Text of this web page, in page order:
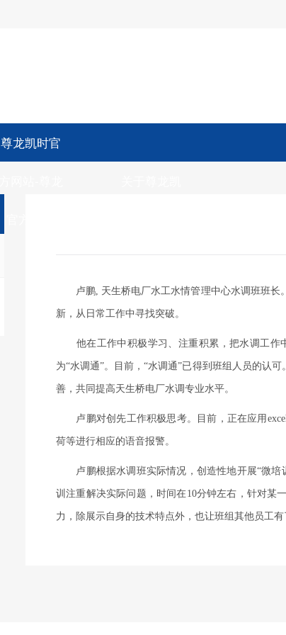
尊龙凯时官
卢鹏, 天生桥电厂水工水情管理中心水调班班长
新，从日常工作中寻找突破。
他在工作中积极学习、注重积累，把水调工
为“水调通”。目前，“水调通”已得到班组人员的认
善，共同提高天生桥电厂水调专业水平。
卢鹏对创先工作积极思考。目前，正在应用
荷等进行相应的语音报警。
卢鹏根据水调班实际情况，创造性地开展“微
训注重解决实际问题，时间在10分钟左右，针对某
力，除展示自身的技术特点外，也让班组其他员工